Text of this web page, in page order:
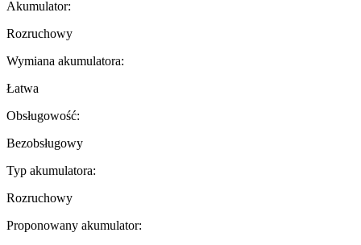
Akumulator:
Rozruchowy
Wymiana akumulatora:
Łatwa
Obsługowość:
Bezobsługowy
Typ akumulatora:
Rozruchowy
Proponowany akumulator: